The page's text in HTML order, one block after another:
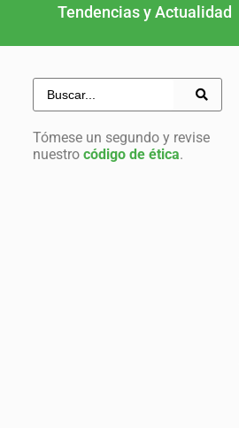
Tendencias y Actualidad
Tómese un segundo y revise
nuestro código de ética.